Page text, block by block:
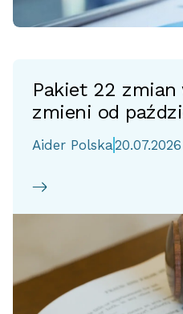
Pakiet 22 zmian
zmieni od
Aider Polska20.07.2026